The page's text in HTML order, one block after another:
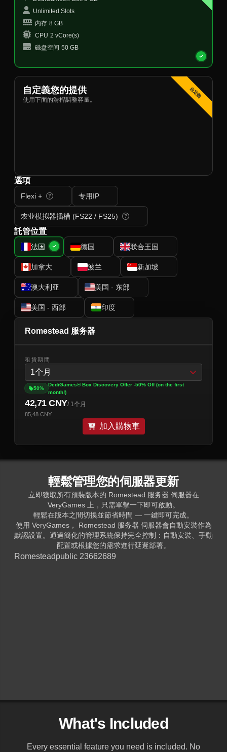
Unlimited Slots
内存 8 GB
CPU 2 vCore(s)
磁盘空间 50 GB
自定義
自定義您的提供
使用下面的滑桿調整容量。
選項
Flexi + 专用IP
农业模拟器插槽 (FS22 / FS25)
託管位置
法国 德国 联合王国
加拿大 波兰 新加坡
澳大利亚 美国 - 东部
美国 - 西部 印度
Romestead 服务器
租賃期間
1个月
50%
DediGames® Box Discovery Offer -50% Off (on the first
month!)
42,71 CNY/ 1个月
85,48 CNY
加入購物車
輕鬆管理您的伺服器更新
立即獲取所有預裝版本的 Romestead 服务器 伺服器在
VeryGames 上，只需單擊一下即可啟動。
輕鬆在版本之間切換並節省時間 — 一鍵即可完成。
使用 VeryGames， Romestead 服务器 伺服器會自動安裝作為
默認設置。通過簡化的管理系統保持完全控制：自動安裝、手動
配置或根據您的需求進行延遲部署。
Romesteadpublic 23662689
What's Included
Every essential feature you need is included. No